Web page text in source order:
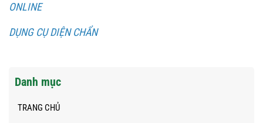
ONLINE
DỤNG CỤ DIỆN CHẨN
Danh mục
TRANG CHỦ